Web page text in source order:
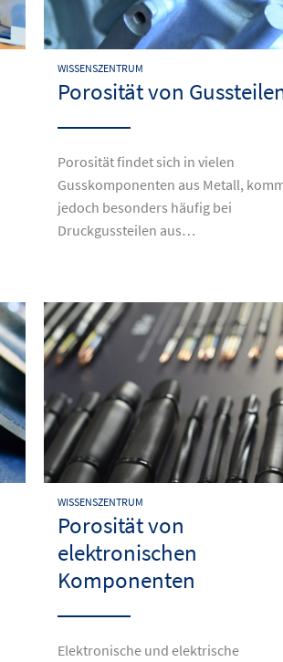
WISSENSZENTRUM
Porosität von
Porosität findet sich in vielen
Gusskomponenten aus Metall,
jedoch besonders häufig bei
Druckgussteilen aus…
WISSENSZENTRUM
Porosität von
elektronischen
Komponenten
Elektronische und elektrische